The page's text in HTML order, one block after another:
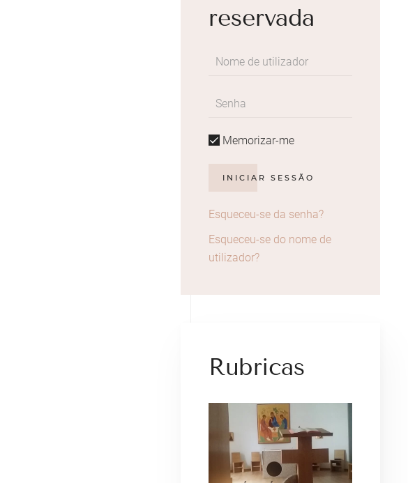
reservada
Memorizar-me
INICIAR SESSÃO
Esqueceu-se da senha?
Esqueceu-se do nome de
utilizador?
Rubricas